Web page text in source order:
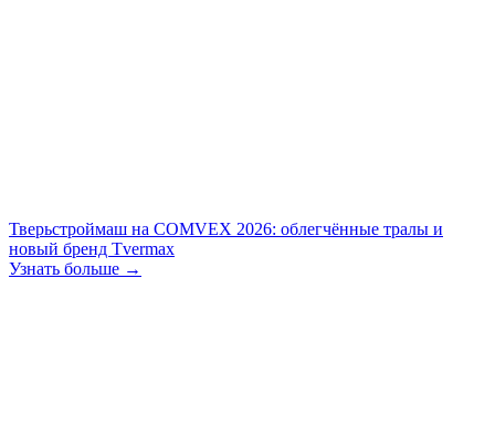
Тверьстроймаш на COMVEX 2026: облегчённые тралы и
новый бренд Tvermax
Узнать больше →